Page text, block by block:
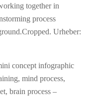
together in
process
Urheber:
concept infographic
mind process,
brain process –